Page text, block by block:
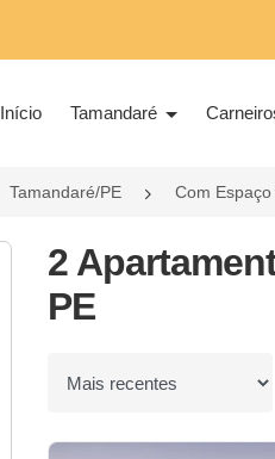
Início Tamandaré
Tamandaré/PE Com Espaço
2
PE
Ordenar por